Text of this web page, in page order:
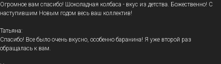
Огромное вам спасибо! Шоколадная колбаса - вкус из детства. Божественно! С
наступившим Новым годом весь ваш коллектив!
Татьяна:
Спасибо! Все было очень вкусно, особенно баранина! Я уже второй раз
обращалась к вам.